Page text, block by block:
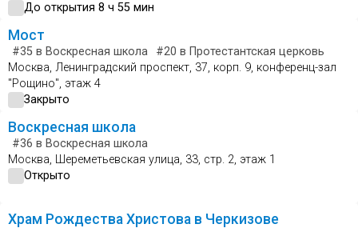
До открытия 8 ч 55 мин
Мост
#35 в Воскресная школа #20 в Протестантская церковь
Москва, Ленинградский проспект, 37, корп. 9, конференц-зал
"Рощино", этаж 4
Закрыто
Воскресная школа
#36 в Воскресная школа
Москва, Шереметьевская улица, 33, стр. 2, этаж 1
Открыто
Храм Рождества Христова в Черкизове